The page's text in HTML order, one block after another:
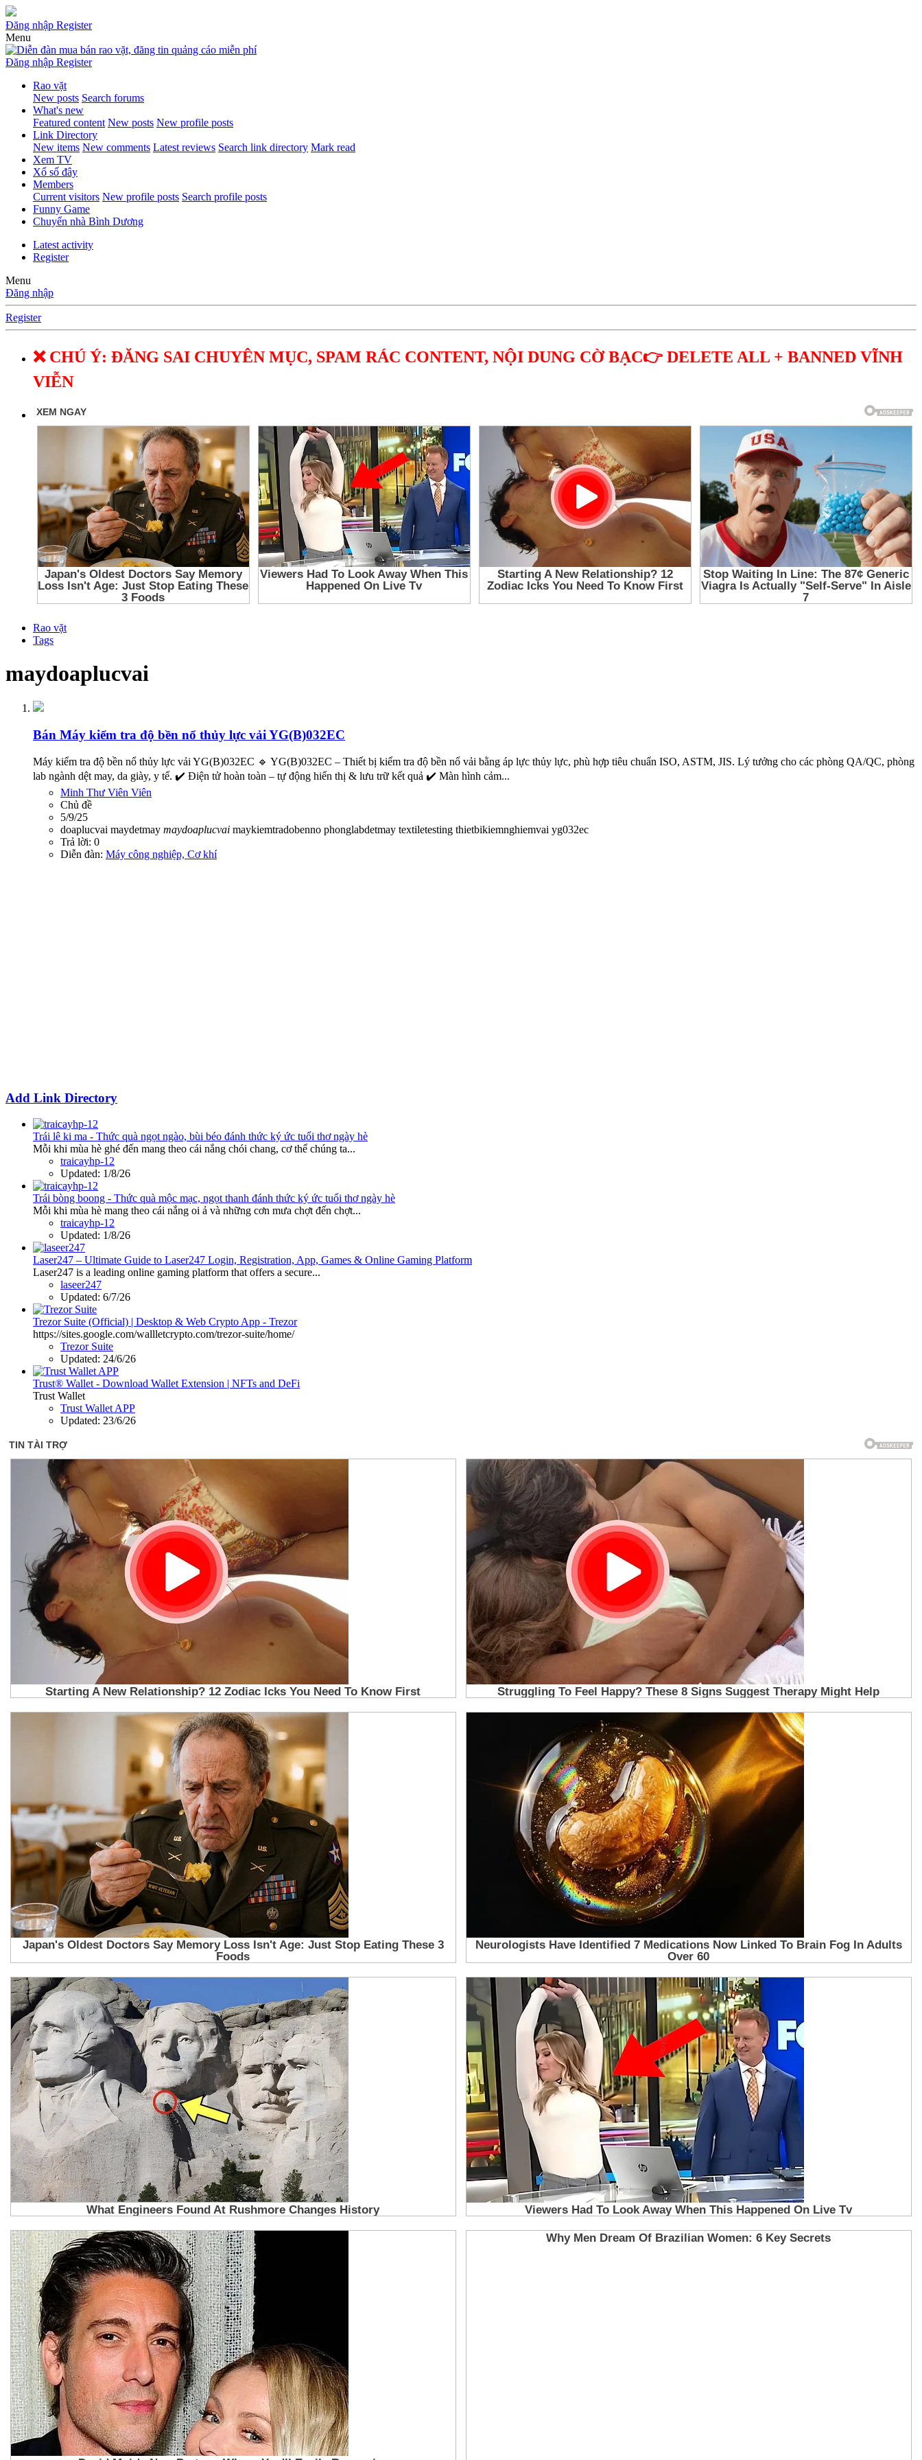
Đăng nhập Register
Menu
Đăng nhập Register
Rao vặt
New posts Search forums
What's new
Featured content New posts New profile posts
Link Directory
New items New comments Latest reviews Search link directory Mark read
Xem TV
Xổ số đây
Members
Current visitors New profile posts Search profile posts
Funny Game
Chuyển nhà Bình Dương
Latest activity
Register
Menu
Đăng nhập
Register
❌ CHÚ Ý: ĐĂNG SAI CHUYÊN MỤC, SPAM RÁC CONTENT, NỘI DUNG CỜ BẠC👉 DELETE ALL + BANNED VĨNH
VIỄN
Rao vặt
Tags
maydoaplucvai
Bán Máy kiểm tra độ bền nổ thủy lực vải YG(B)032EC
Máy kiểm tra độ bền nổ thủy lực vải YG(B)032EC 🔹 YG(B)032EC – Thiết bị kiểm tra độ bền nổ vải bằng áp lực thủy lực, phù hợp tiêu chuẩn ISO, ASTM, JIS. Lý tưởng cho các phòng QA/QC, phòng
lab ngành dệt may, da giày, y tế. ✔️ Điện tử hoàn toàn – tự động hiển thị & lưu trữ kết quả ✔️ Màn hình cảm...
Minh Thư Viên Viên
Chủ đề
5/9/25
doaplucvai maydetmay maydoaplucvai maykiemtradobenno phonglabdetmay textiletesting thietbikiemnghiemvai yg032ec
Trả lời: 0
Diễn đàn: Máy công nghiệp, Cơ khí
Add Link Directory
Trái lê ki ma - Thức quà ngọt ngào, bùi béo đánh thức ký ức tuổi thơ ngày hè
Mỗi khi mùa hè ghé đến mang theo cái nắng chói chang, cơ thể chúng ta...
traicayhp-12
Updated: 1/8/26
Trái bòng boong - Thức quà mộc mạc, ngọt thanh đánh thức ký ức tuổi thơ ngày hè
Mỗi khi mùa hè mang theo cái nắng oi ả và những cơn mưa chợt đến chợt...
traicayhp-12
Updated: 1/8/26
Laser247 – Ultimate Guide to Laser247 Login, Registration, App, Games & Online Gaming Platform
Laser247 is a leading online gaming platform that offers a secure...
laseer247
Updated: 6/7/26
Trezor Suite (Official) | Desktop & Web Crypto App - Trezor
https://sites.google.com/wallletcrypto.com/trezor-suite/home/
Trezor Suite
Updated: 24/6/26
Trust® Wallet - Download Wallet Extension | NFTs and DeFi
Trust Wallet
Trust Wallet APP
Updated: 23/6/26